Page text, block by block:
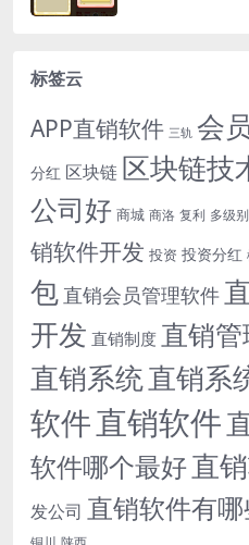
标签云
APP直销软件 三轨 会
分红 区块链 区块链技
公司好 商城 商洛 复利 多级别
销软件开发 投资 投资分红
包 直销会员管理软件
开发 直销制度 直销
直销系统直销系
软件直销软件
软件哪个最好直
发公司 直销软件有